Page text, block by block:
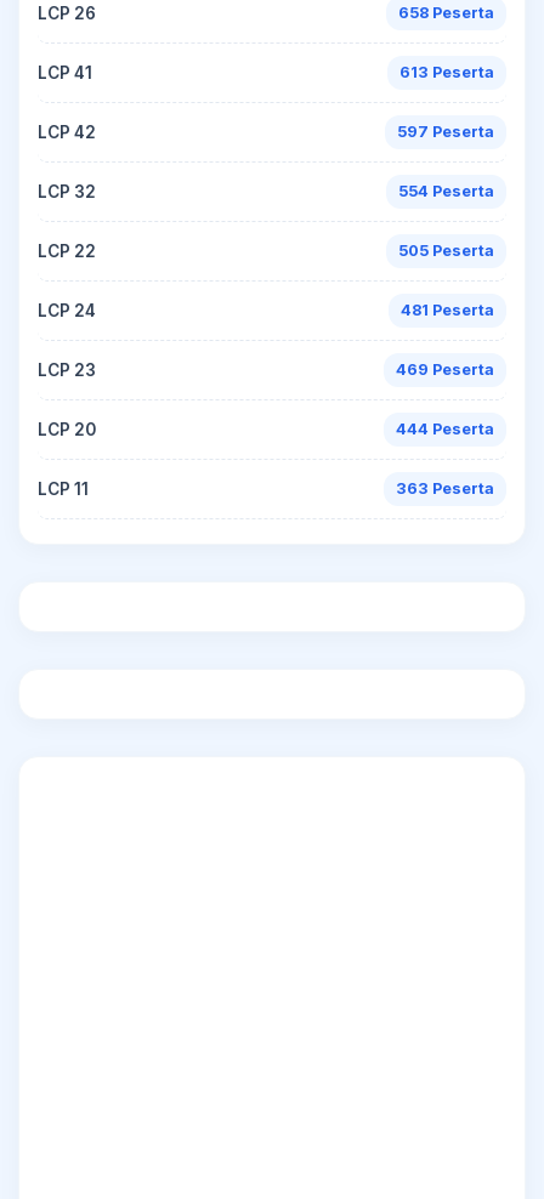
LCP 26 658 Peserta
LCP 41 613 Peserta
LCP 42 597 Peserta
LCP 32 554 Peserta
LCP 22 505 Peserta
LCP 24 481 Peserta
LCP 23 469 Peserta
LCP 20 444 Peserta
LCP 11 363 Peserta